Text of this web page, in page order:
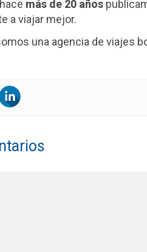
más de 20 años
a viajar mejor.
una agencia de viajes